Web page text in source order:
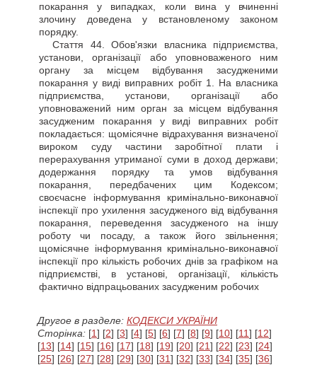
покарання у випадках, коли вина у вчиненні
злочину доведена у встановленому законом
порядку.
Стаття 44. Обов'язки власника підприємства,
установи, організації або уповноваженого ним
органу за місцем відбування засудженими
покарання у виді виправних робіт 1. На власника
підприємства, установи, організації або
уповноважений ним орган за місцем відбування
засудженим покарання у виді виправних робіт
покладається: щомісячне відрахування визначеної
вироком суду частини заробітної плати і
перерахування утриманої суми в доход держави;
додержання порядку та умов відбування
покарання, передбачених цим Кодексом;
своєчасне інформування кримінально-виконавчої
інспекції про ухилення засудженого від відбування
покарання, переведення засудженого на іншу
роботу чи посаду, а також його звільнення;
щомісячне інформування кримінально-виконавчої
інспекції про кількість робочих днів за графіком на
підприємстві, в установі, організації, кількість
фактично відпрацьованих засудженим робочих
Другое в разделе: КОДЕКСИ УКРАЇНИ
Сторінка: [1] [2] [3] [4] [5] [6] [7] [8] [9] [10] [11] [12]
[13] [14] [15] [16] [17] [18] [19] [20] [21] [22] [23] [24]
[25] [26] [27] [28] [29] [30] [31] [32] [33] [34] [35] [36]